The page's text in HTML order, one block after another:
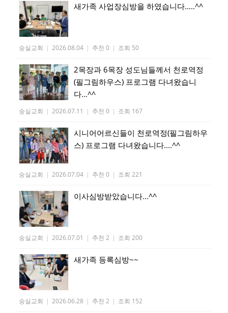
새가족 사업장심방을 하였습니다.....^^
숭실교회 | 2026.08.04 | 추천 0 | 조회 50
2목장과 6목장 성도님들께서 천로역정
(필그림하우스) 프로그램 다녀왔습니
다...^^
숭실교회 | 2026.07.11 | 추천 0 | 조회 167
시니어어르신들이 천로역정(필그림하우
스) 프로그램 다녀왔습니다....^^
숭실교회 | 2026.07.04 | 추천 0 | 조회 221
이사심방받았습니다...^^
숭실교회 | 2026.07.01 | 추천 2 | 조회 200
새가족 등록심방~~
숭실교회 | 2026.06.28 | 추천 2 | 조회 152